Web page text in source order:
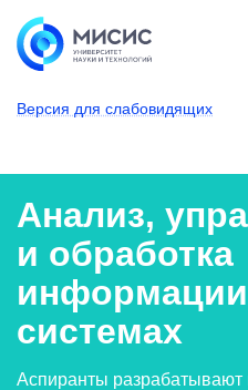
Версия для слабовидящих
Анализ,
и обработка
системах
Аспиранты разрабатывают